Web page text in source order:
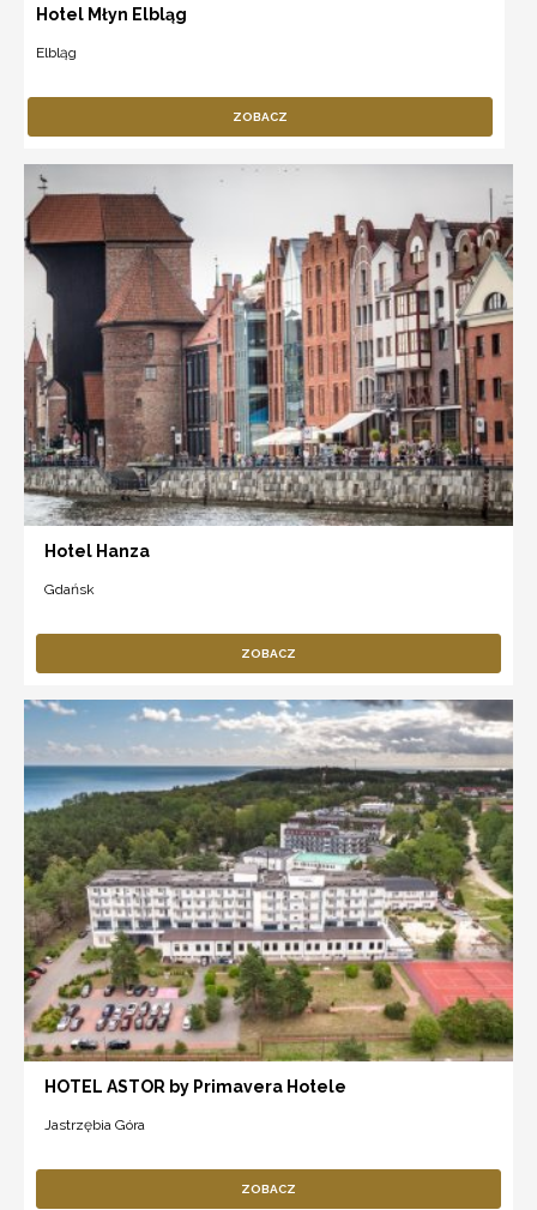
Hotel Młyn Elbląg
Elbląg
ZOBACZ
Hotel Hanza
Gdańsk
ZOBACZ
HOTEL ASTOR by Primavera Hotele
Jastrzębia Góra
ZOBACZ